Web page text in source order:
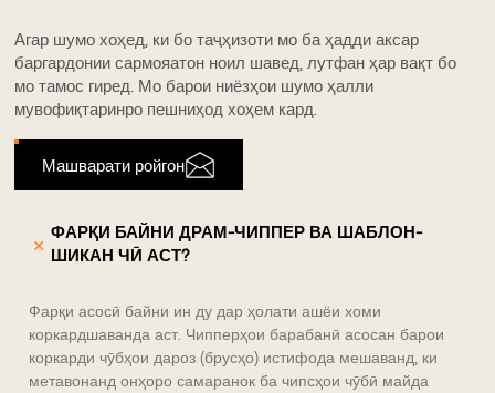
Агар шумо хоҳед, ки бо таҷҳизоти мо ба ҳадди аксар
баргардонии сармояатон ноил шавед, лутфан ҳар вақт бо
мо тамос гиред. Мо барои ниёзҳои шумо ҳалли
мувофиқтаринро пешниҳод хоҳем кард.
Машварати ройгон
＋ФАРҚИ БАЙНИ ДРАМ-ЧИППЕР ВА ШАБЛОН-
ШИКАН ЧӢ АСТ?
Фарқи асосӣ байни ин ду дар ҳолати ашёи хоми
коркардшаванда аст. Чипперҳои барабанӣ асосан барои
коркарди чӯбҳои дароз (брусҳо) истифода мешаванд, ки
метавонанд онҳоро самаранок ба чипсҳои чӯбӣ майда